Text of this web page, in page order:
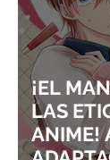
¡EL
LAS
ANIME!